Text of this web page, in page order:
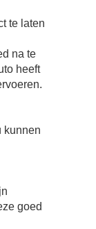
te laten
na te
heeft
kunnen
goed